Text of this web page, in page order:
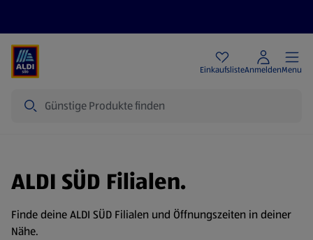
EinkaufslisteAnmeldenMenu
ALDI SÜD Filialen.
Finde deine ALDI SÜD Filialen und Öffnungszeiten in deiner
Nähe.